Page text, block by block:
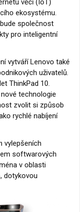
věcí (IoT)
ekosystému.
společnost
pro inteligentní
vytváří Lenovo také
uživatelů.
ThinkPad 10.
technologie
zvolit si způsob
rychlé nabíjení
vylepšeních
softwarových
v oblasti
dotykovou